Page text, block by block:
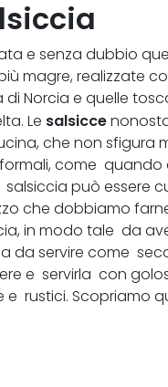
e senza dubbio
magre, realizzate
Norcia e quelle
Le salsicce
che non sfigura
come quando
può essere
che dobbiamo
in modo tale da
da servire come
e servirla con
rustici. Scopriamo